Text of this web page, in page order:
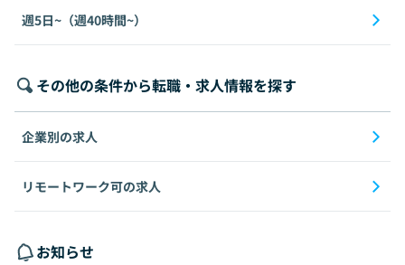
週5日~（週40時間~）
その他の条件から転職・求人情報を探す
企業別の求人
リモートワーク可の求人
お知らせ